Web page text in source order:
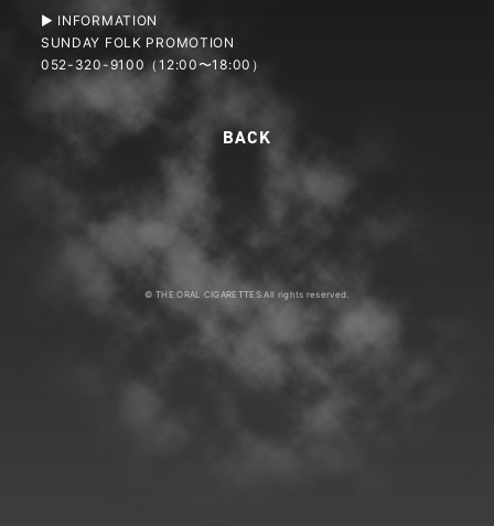
▶ INFORMATION
SUNDAY FOLK PROMOTION
052-320-9100（12:00〜18:00）
© THE ORAL CIGARETTES All rights reserved.